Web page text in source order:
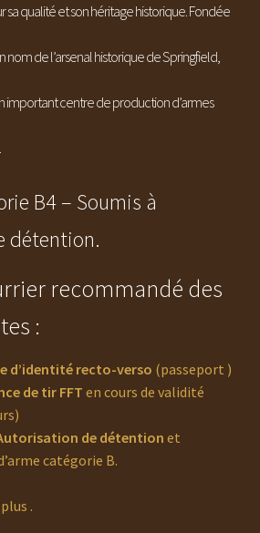
sa qualité et son héritage historique. Fondée
nom de l’arsenal historique de Springfield,
important centre de production d’armes
B4 – Soumis à
détention.
recommandé des
:
d’identité recto-verso (passeport )
de tir FFT en cours de validité
de détention et
catégorie B.
.